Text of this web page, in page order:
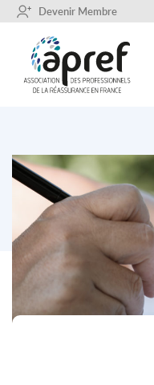
+ Devenir Membre